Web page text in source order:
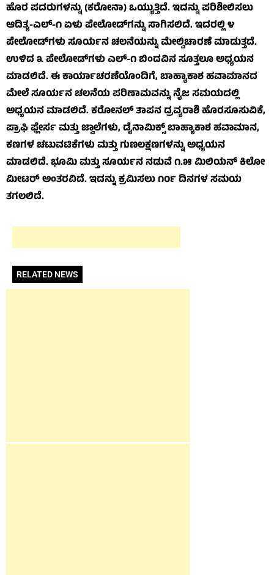
ಹೊರ ಪದರುಗಳನ್ನು (ಕರೋನಾ) ಒಯ್ಯುತ್ತಿದೆ. ಇದನ್ನು ಪರಿಶೀಲಿಸಲು
ಆದಿತ್ಯ-ಎಲ್-೧ ಏಳು ಪೇಲೋಡ್‌ಗನ್ನು ಸಾಗಿಸಲಿದೆ. ಇದರಲ್ಲಿ ೪
ಪೇಲೋಡ್‌ಗಳು ಸೂರ್ಯನ ಚಲನೆಯನ್ನು ಮೇಲ್ವಿಚಾರಣೆ ಮಾಡುತ್ತದೆ.
ಉಳಿದ ೩ ಪೇಲೋಡ್‌ಗಳು ಎಲ್-೧ ಬಿಂದವಿನ ಸೂತ್ತಲೂ ಅಧ್ಯಯನ
ಮಾಡಲಿದೆ. ಈ ಕಾರ್ಯಾಚರಣೆಯೊಂದಿಗೆ, ಬಾಹ್ಯಾಕಾಶ ಹವಾಮಾನದ
ಮೇಲೆ ಸೂರ್ಯನ ಚಲನೆಯ ಪರಿಣಾಮವನ್ನು ನೈಜ ಸಮಯದಲ್ಲಿ
ಅಧ್ಯಯನ ಮಾಡಲಿದೆ. ಕರೋನಲ್ ತಾಪನ ದ್ರವ್ಯರಾಶಿ ಹೊರಸೂಸುವಿಕೆ,
ಪ್ರಾಫಿ ಫ್ಲೇರ್ಸ ಮತ್ತು ಜ್ವಾಲೆಗಳು, ಡೈನಾಮಿಕ್ಸ್ ಬಾಹ್ಯಾಕಾಶ ಹವಾಮಾನ,
ಕಣಗಳ ಚಟುವಟಿಕೆಗಳು ಮತ್ತು ಗುಣಲಕ್ಷಣಗಳನ್ನು ಅಧ್ಯಯನ
ಮಾಡಲಿದೆ. ಭೂಮಿ ಮತ್ತು ಸೂರ್ಯನ ನಡುವೆ ೧.೫ ಮಿಲಿಯನ್ ಕಿಲೋ
ಮೀಟರ್ ಅಂತರವಿದೆ. ಇದನ್ನು ಕ್ರಮಿಸಲು ೧೦೯ ದಿನಗಳ ಸಮಯ
ತಗಲಲಿದೆ.
RELATED NEWS